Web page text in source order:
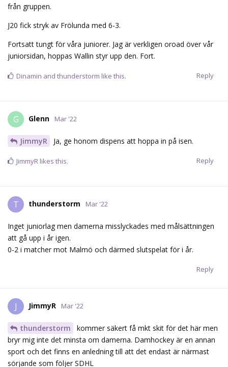
från gruppen.
J20 fick stryk av Frölunda med 6-3.
Fortsatt tungt för våra juniorer. Jag är verkligen oroad över vår
juniorsidan, hoppas Wallin styr upp den. Fort.
Reply
Dinamin and thunderstorm like this.
G Glenn Mar '22
JimmyR Ja, ge honom dispens att hoppa in på isen.
Reply
JimmyR likes this.
T thunderstorm Mar '22
Inget juniorlag men damerna misslyckades med målsättningen
att gå upp i år igen.
0-2 i matcher mot Malmö och därmed slutspelat för i år.
Reply
J JimmyR Mar '22
thunderstorm
kommer säkert få mkt skit för det här men
bryr mig inte det minsta om damerna. Damhockey är en annan
sport och det finns en anledning till att det endast är närmast
sörjande som följer SDHL